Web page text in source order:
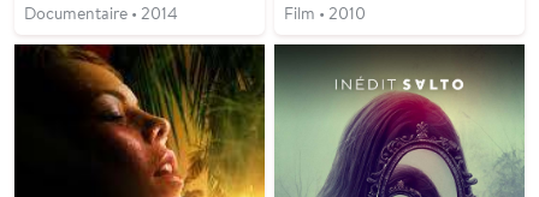
Documentaire • 2014 Film • 2010